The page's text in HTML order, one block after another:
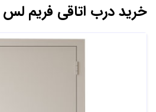
خرید درب اتاقی فریم لس